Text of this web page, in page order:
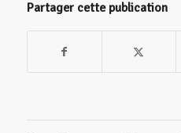
Partager cette publication